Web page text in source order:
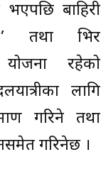
बाहिरी
तथा भिर
रहेको
लागि
गरिने तथा
गरिनेछ ।